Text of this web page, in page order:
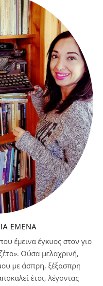
ΕΜΈΝΑ
έμεινα έγκυος στον γιο
Ούσα μελαχρινή,
με άσπρη, ξέξασπρη
έτσι, λέγοντας